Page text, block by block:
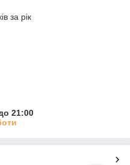
за рік
21:00